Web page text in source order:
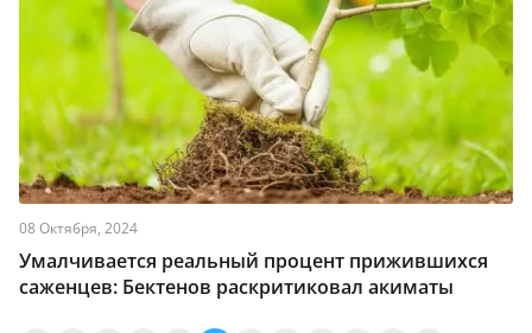
08 Октября, 2024
Умалчивается реальный процент прижившихся
саженцев: Бектенов раскритиковал акиматы